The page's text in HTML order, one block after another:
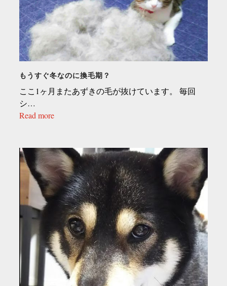
もうすぐ冬なのに換毛期？
ここ1ヶ月またあずきの毛が抜けています。 毎回
シ…
Read more